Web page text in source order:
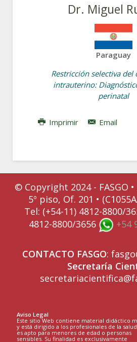
Dr. Miguel
Paraguay
Restricción selectiva del
intrauterino:
perinatal
Imprimir Email
© Copyright 2024 - FASGO •
5º piso, Of. 201 •
Tel: (+54-11) 4812-8800/
4812-8800/3656
+54
CONTACTO FASGO:
Secretaría
Aviso Legal
Este sitio Web contiene material didáctico
y está dirigido a los profesionales de la
es apto para menores de edad o personas
sensibles. Su finalidad es exclusivamente